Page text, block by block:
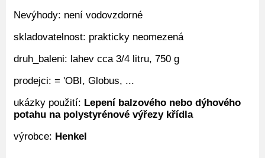
Nevýhody: není vodovzdorné
skladovatelnost: prakticky neomezená
druh_baleni: lahev cca 3/4 litru, 750 g
prodejci: = 'OBI, Globus, ...
ukázky použití: Lepení balzového nebo dýhového
potahu na polystyrénové výřezy křídla
výrobce: Henkel